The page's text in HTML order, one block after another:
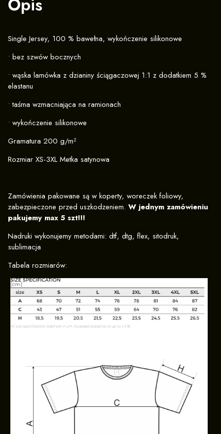
Single Jersey, 100 % bawełna, wykończenie silikonowe
• bez szwów bocznych
• wąska lamówka z dzianiny ściągaczowej 1:1 z dodatkiem 5 %
elastanu
• taśma wzmacniająca na ramionach
• wykończenie silikonowe
Gramatura 200 g/m²
Rozmiar XS-3XL Metka satynowa
Zamówienia pakowane są w koperty, woreczek foliowy,
zabezpieczone przed uszkodzeniem. W jednym zamówieniu
pakujemy max 5 szt!!!
Nadruki wykonujemy metodami: dtf, dtg, flex, sitodruk,
sublimacja
Tabela rozmiarów: